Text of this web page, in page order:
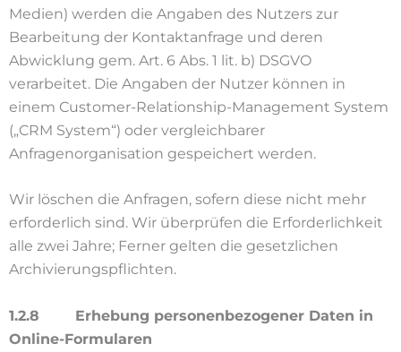
Medien) werden die Angaben des Nutzers zur
Bearbeitung der Kontaktanfrage und deren
Abwicklung gem. Art. 6 Abs. 1 lit. b) DSGVO
verarbeitet. Die Angaben der Nutzer können in
einem Customer-Relationship-Management System
(„CRM System“) oder vergleichbarer
Anfragenorganisation gespeichert werden.
Wir löschen die Anfragen, sofern diese nicht mehr
erforderlich sind. Wir überprüfen die Erforderlichkeit
alle zwei Jahre; Ferner gelten die gesetzlichen
Archivierungspflichten.
1.2.8 Erhebung personenbezogener Daten in
Online-Formularen